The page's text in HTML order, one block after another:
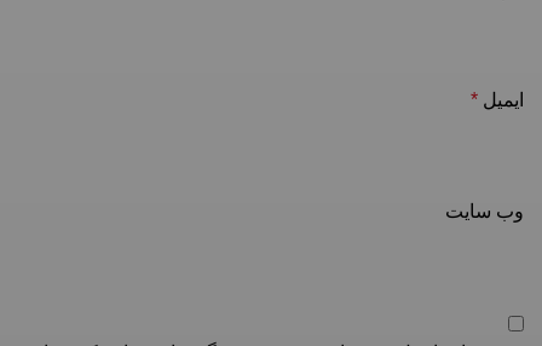
ایمیل *
وب‌ سایت